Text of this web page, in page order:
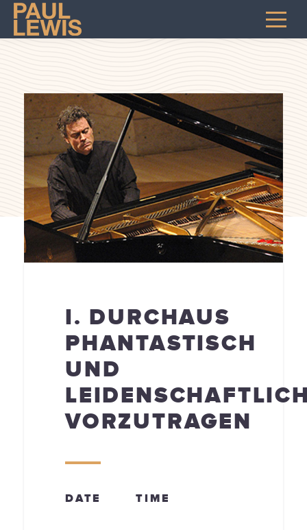
I. DURCHAUS
PHANTASTISCH
UND
VORZUTRAGEN
DATE TIME